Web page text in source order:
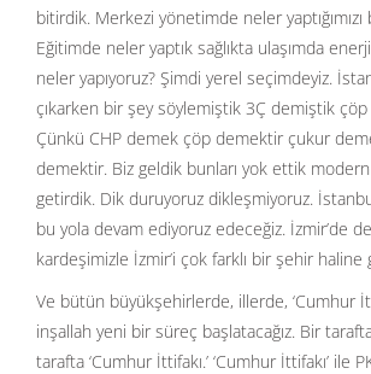
bitirdik. Merkezi yönetimde neler
Eğitimde neler yaptık sağlıkta ulaşımda
neler yapıyoruz? Şimdi yerel seçimdeyiz.
çıkarken bir şey söylemiştik 3Ç demiştik
Çünkü CHP demek çöp demektir çukur
demektir. Biz geldik bunları yok ettik
getirdik. Dik duruyoruz dikleşmiyoruz.
bu yola devam ediyoruz edeceğiz. İzmir’de
kardeşimizle İzmir’i çok farklı bir şehir haline
Ve bütün büyükşehirlerde, illerde, ‘Cumhur
inşallah yeni bir süreç başlatacağız. Bir
tarafta ‘Cumhur İttifakı.’ ‘Cumhur İttifakı’ ile